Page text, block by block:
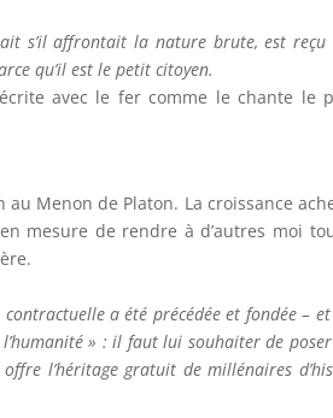
s’il affrontait la nature brute, est reçu
qu’il est le petit citoyen.
avec le fer comme le chante le
Menon de Platon. La croissance
mesure de rendre à d’autres moi
a été précédée et fondée –
» : il faut lui souhaiter de poser
l’héritage gratuit de millénaires